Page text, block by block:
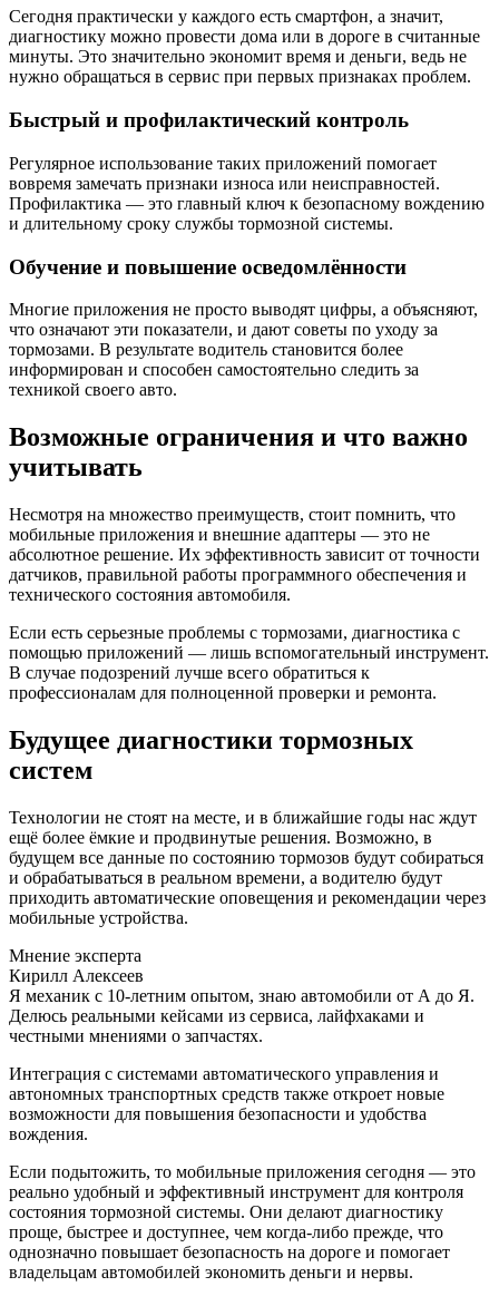
Сегодня практически у каждого есть смартфон, а значит,
диагностику можно провести дома или в дороге в считанные
минуты. Это значительно экономит время и деньги, ведь не
нужно обращаться в сервис при первых признаках проблем.
Быстрый и профилактический контроль
Регулярное использование таких приложений помогает
вовремя замечать признаки износа или неисправностей.
Профилактика — это главный ключ к безопасному вождению
и длительному сроку службы тормозной системы.
Обучение и повышение осведомлённости
Многие приложения не просто выводят цифры, а объясняют,
что означают эти показатели, и дают советы по уходу за
тормозами. В результате водитель становится более
информирован и способен самостоятельно следить за
техникой своего авто.
Возможные ограничения и что важно
учитывать
Несмотря на множество преимуществ, стоит помнить, что
мобильные приложения и внешние адаптеры — это не
абсолютное решение. Их эффективность зависит от точности
датчиков, правильной работы программного обеспечения и
технического состояния автомобиля.
Если есть серьезные проблемы с тормозами, диагностика с
помощью приложений — лишь вспомогательный инструмент.
В случае подозрений лучше всего обратиться к
профессионалам для полноценной проверки и ремонта.
Будущее диагностики тормозных
систем
Технологии не стоят на месте, и в ближайшие годы нас ждут
ещё более ёмкие и продвинутые решения. Возможно, в
будущем все данные по состоянию тормозов будут собираться
и обрабатываться в реальном времени, а водителю будут
приходить автоматические оповещения и рекомендации через
мобильные устройства.
Мнение эксперта
Кирилл Алексеев
Я механик с 10-летним опытом, знаю автомобили от А до Я.
Делюсь реальными кейсами из сервиса, лайфхаками и
честными мнениями о запчастях.
Интеграция с системами автоматического управления и
автономных транспортных средств также откроет новые
возможности для повышения безопасности и удобства
вождения.
Если подытожить, то мобильные приложения сегодня — это
реально удобный и эффективный инструмент для контроля
состояния тормозной системы. Они делают диагностику
проще, быстрее и доступнее, чем когда-либо прежде, что
однозначно повышает безопасность на дороге и помогает
владельцам автомобилей экономить деньги и нервы.